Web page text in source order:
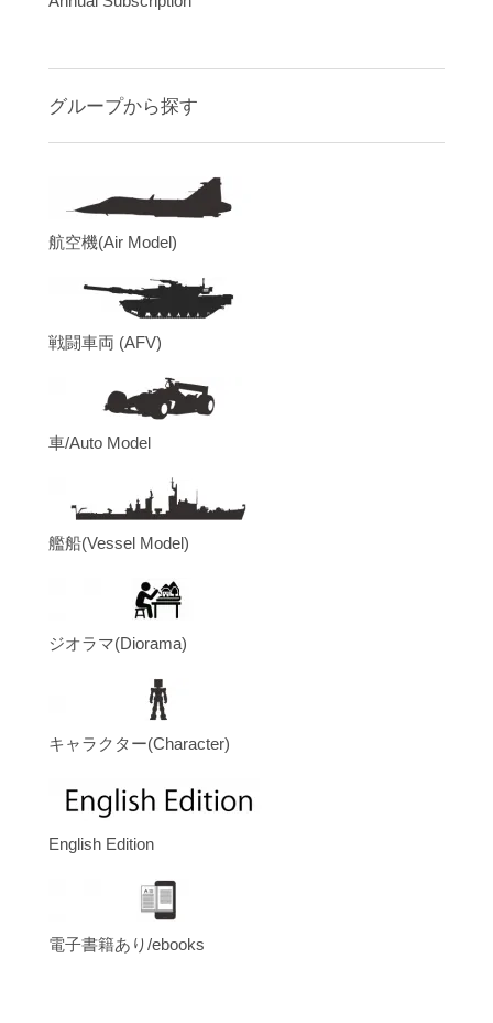
グループから探す
航空機(Air Model)
戦闘車両 (AFV)
車/Auto Model
艦船(Vessel Model)
ジオラマ(Diorama)
キャラクター(Character)
English Edition
電子書籍あり/ebooks